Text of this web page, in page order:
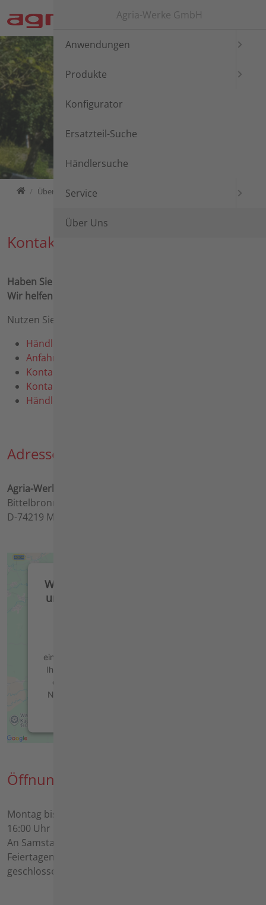
HomeÜber Uns Kontakt
Kontakt
Haben Sie Fragen, Probleme, Anregungen?
Wir helfen Ihnen weiter!
Nutzen Sie die folgenden Kontaktmöglichkeiten:
Händlersuche
Anfahrt
Kontakte
Kontaktformular
Händlerregistrierung
Adresse
Agria-Werke GmbH
Bittelbronner Straße 42
D-74219 Möckmühl
Wir benötigen Ihre Zustimmung,
um den Google Maps-Service zu
einzubetten. Dieser Service kann Daten zu
Ihren Aktivitäten sammeln. Bitte lesen Sie
die Details durch und stimmen Sie der
Nutzung des Service zu, um diese Karte
Öffnungszeiten
Montag bis Freitag von 8:00 - 12:00 Uhr und 13:00 bis
16:00 Uhr
An Samstagen und Sonntagen sowie an gesetzlichen
Feiertagen in Baden-Württemberg ist das Unternehmen
geschlossen.
Agria-Werke GmbH
Anwendungen
Produkte
Konfigurator
Ersatzteil-Suche
Händlersuche
Service
Über Uns